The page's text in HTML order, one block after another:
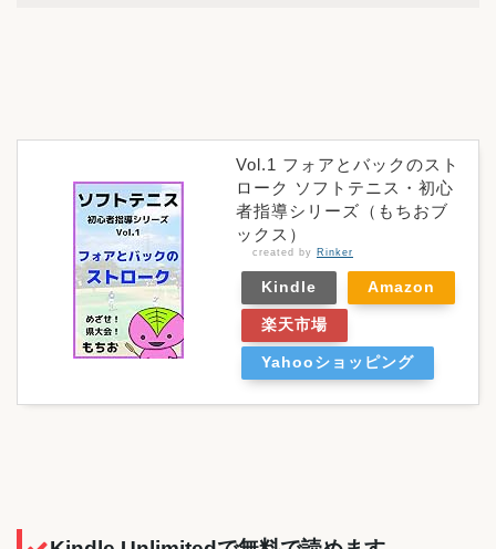
Vol.1 フォアとバックのスト
ローク ソフトテニス・初心
者指導シリーズ（もちおブ
ックス）
created by Rinker
Kindle Amazon
楽天市場
Yahooショッピング